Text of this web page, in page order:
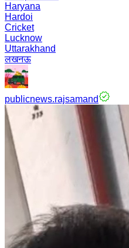
Haryana
Hardoi
Cricket
Lucknow
Uttarakhand
लखनऊ
publicnews.rajsamand